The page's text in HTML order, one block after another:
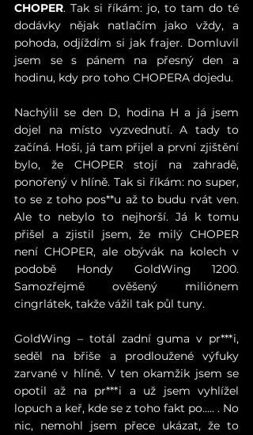
CHOPER. Tak si říkám: jo, to tam do té
dodávky nějak natlačím jako vždy, a
pohoda, odjíždím si jak frajer. Domluvil
jsem se s pánem na přesný den a
hodinu, kdy pro toho CHOPERA dojedu.
Nachýlil se den D, hodina H a já jsem
dojel na místo vyzvednutí. A tady to
začíná. Hoši, já tam přijel a první zjištění
bylo, že CHOPER stojí na zahradě,
ponořený v hlíně. Tak si říkám: no super,
to se z toho pos**u až to budu rvát ven.
Ale to nebylo to nejhorší. Já k tomu
přišel a zjistil jsem, že milý CHOPER
není CHOPER, ale obývák na kolech v
podobě Hondy GoldWing 1200.
Samozřejmě ověšený miliónem
cingrlátek, takže vážil tak půl tuny.
GoldWing – totál zadní guma v pr***i,
seděl na břiše a prodloužené výfuky
zarvané v hlíně. V ten okamžik jsem se
opotil až na pr***i a už jsem vyhlížel
lopuch a keř, kde se z toho fakt po..... . No
nic, nemohl jsem přece ukázat, že to